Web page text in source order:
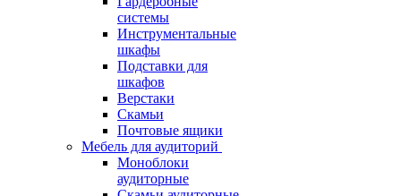
системы
Инструментальные
шкафы
Подставки для
шкафов
Верстаки
Скамьи
Почтовые ящики
Мебель для аудиторий
Моноблоки
аудиторные